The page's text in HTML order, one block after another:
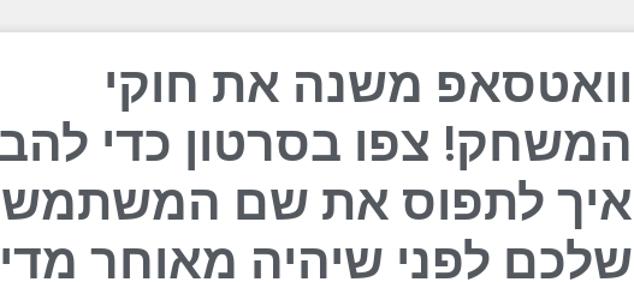
וואטסאפ משנה את חוקי
המשחק! צפו בסרטון כדי
איך לתפוס את שם המשתמש
שלכם לפני שיהיה מאוחר